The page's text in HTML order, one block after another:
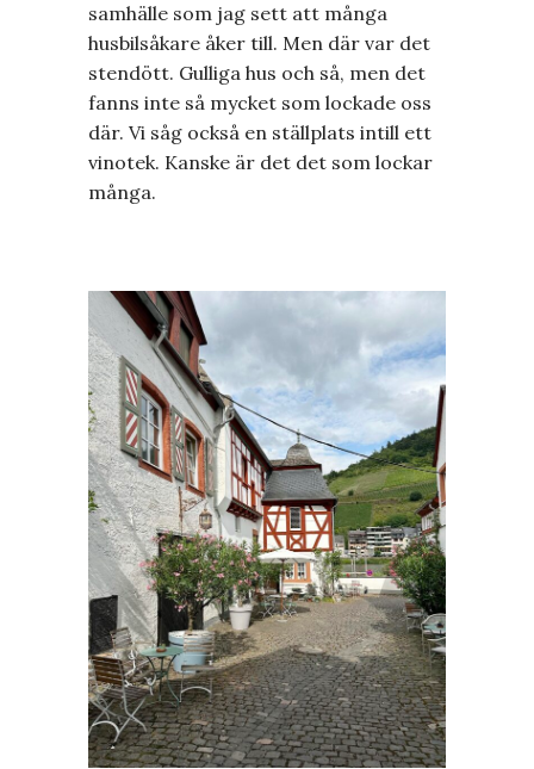
samhälle som jag sett att många
husbilsåkare åker till. Men där var det
stendött. Gulliga hus och så, men det
fanns inte så mycket som lockade oss
där. Vi såg också en ställplats intill ett
vinotek. Kanske är det det som lockar
många.